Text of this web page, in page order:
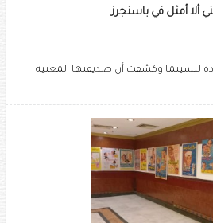
ألا أمثل في باسنجرز
للسينما وكشفت أن صديقتها المغنية